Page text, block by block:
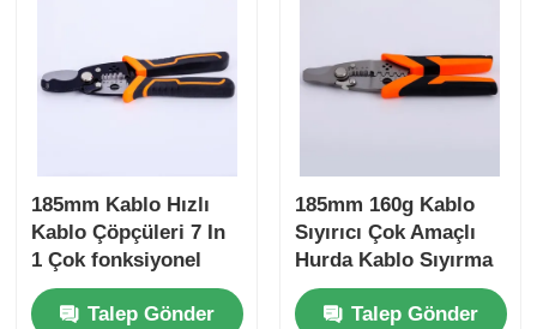
Fiber Optik Stripper
Elektronik çiviler
Güneşten korunan aletler
185mm Kablo Hızlı
Kablo Çöpçüleri 7 In
1 Çok fonksiyonel
Kablo Kablo
ÇöpçüleriTalep Gönder
185mm 160g Kablo
Sıyırıcı Çok Amaçlı
Hurda Kablo Sıyırma
Tel Kesme Sıkma
Sarma, Bölme El
Talep Gönder